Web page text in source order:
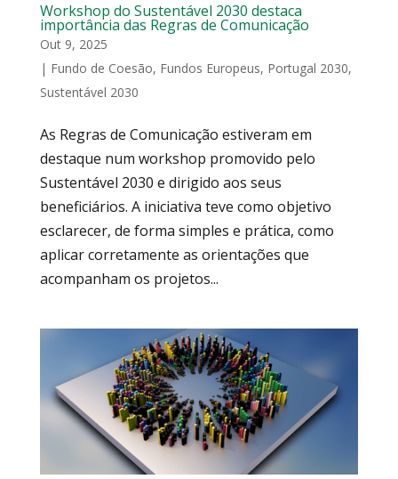
Workshop do Sustentável 2030 destaca
importância das Regras de Comunicação
Out 9, 2025
| Fundo de Coesão, Fundos Europeus, Portugal 2030,
Sustentável 2030
As Regras de Comunicação estiveram em
destaque num workshop promovido pelo
Sustentável 2030 e dirigido aos seus
beneficiários. A iniciativa teve como objetivo
esclarecer, de forma simples e prática, como
aplicar corretamente as orientações que
acompanham os projetos...